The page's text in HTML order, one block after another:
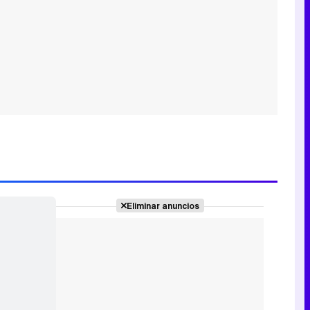
Eliminar anuncios